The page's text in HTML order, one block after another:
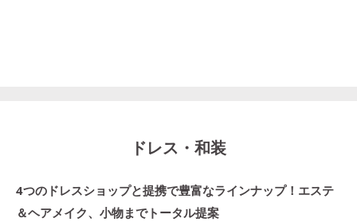
ドレス・和装
4つのドレスショップと提携で豊富なラインナップ！エステ
＆ヘアメイク、小物までトータル提案